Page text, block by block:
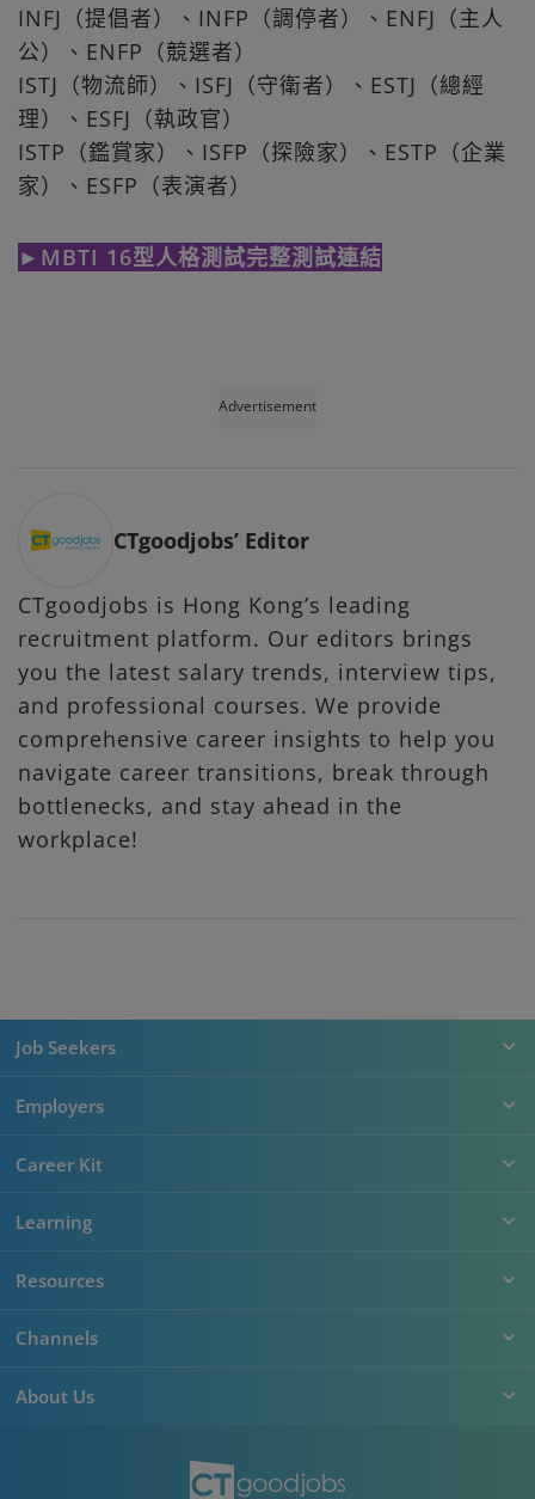
INFJ（提倡者）、INFP（調停者）、ENFJ（主人
公）、ENFP（競選者）
ISTJ（物流師）、ISFJ（守衛者）、ESTJ（總經
理）、ESFJ（執政官）
ISTP（鑑賞家）、ISFP（探險家）、ESTP（企業
家）、ESFP（表演者）
►MBTI 16型人格測試完整測試連結
Advertisement
CTgoodjobs’ Editor
CTgoodjobs is Hong Kong’s leading
recruitment platform. Our editors brings
you the latest salary trends, interview tips,
and professional courses. We provide
comprehensive career insights to help you
navigate career transitions, break through
bottlenecks, and stay ahead in the
workplace!
Job Seekers
Employers
Career Kit
Learning
Resources
Channels
About Us